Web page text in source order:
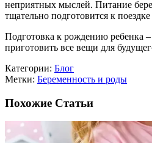
неприятных мыслей. Питание
тщательно подготовится к
Подготовка к рождению ребенка
приготовить все вещи для
Категории: Блог
Метки: Беременность и роды
Похожие Статьи